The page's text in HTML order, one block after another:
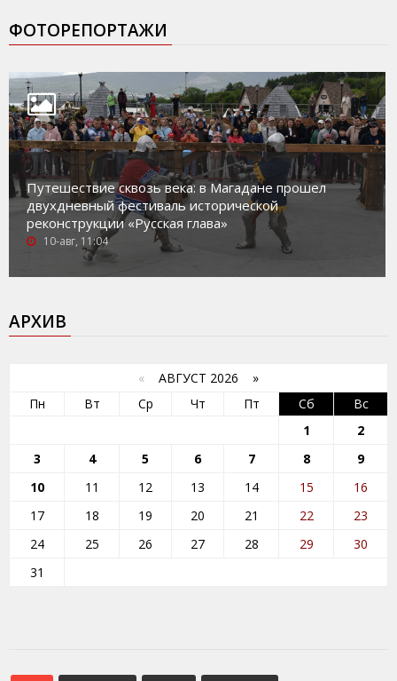
ФОТОРЕПОРТАЖИ
Путешествие сквозь века: в Магадане прошел
двухдневный фестиваль исторической
реконструкции «Русская глава»
10-авг, 11:04
АРХИВ
« АВГУСТ 2026 »
Пн
Вт Ср Чт Пт Сб
Вс
1
2
3
4 5 6 7 8
9
10
11 12 13 14 15
16
17
18 19 20 21 22
23
24
25 26 27 28 29
30
31